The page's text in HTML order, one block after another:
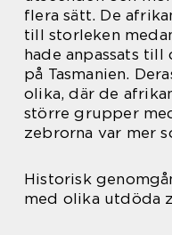
flera sätt. De
till storleken
hade anpassats till
på Tasmanien.
olika, där de
större grupper
zebrorna var mer
Historisk
med olika utdöda